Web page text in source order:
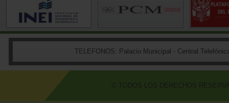
TELEFONOS: Palacio Municipal - Central
© TODOS LOS DERECHOS